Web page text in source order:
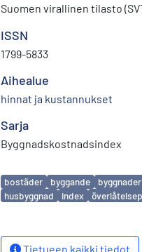
Suomen virallinen tilasto
ISSN
1799-5833
Aihealue
hinnat ja kustannukset
Sarja
Byggnadskostnadsindex
Avainsanat
bostäder byggande byggnader
husbyggnad
index
Tietueen kaikki tiedot